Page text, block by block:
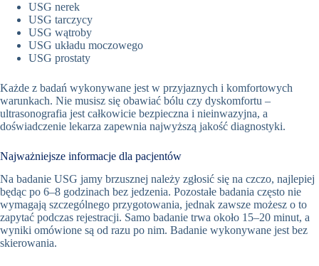
USG nerek
USG tarczycy
USG wątroby
USG układu moczowego
USG prostaty
Każde z badań wykonywane jest w przyjaznych i komfortowych
warunkach. Nie musisz się obawiać bólu czy dyskomfortu –
ultrasonografia jest całkowicie bezpieczna i nieinwazyjna, a
doświadczenie lekarza zapewnia najwyższą jakość diagnostyki.
Najważniejsze informacje dla pacjentów
Na badanie USG jamy brzusznej należy zgłosić się na czczo, najlepiej
będąc po 6–8 godzinach bez jedzenia. Pozostałe badania często nie
wymagają szczególnego przygotowania, jednak zawsze możesz o to
zapytać podczas rejestracji. Samo badanie trwa około 15–20 minut, a
wyniki omówione są od razu po nim. Badanie wykonywane jest bez
skierowania.